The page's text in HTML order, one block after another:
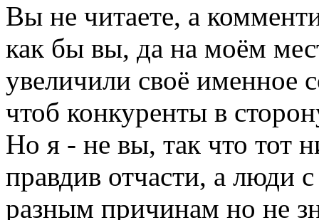
Вы не читаете, а
как бы вы, да на моём
увеличили своё именное
чтоб конкуренты в
Но я - не вы, так что тот
правдив отчасти, а люди
разным причинам но не